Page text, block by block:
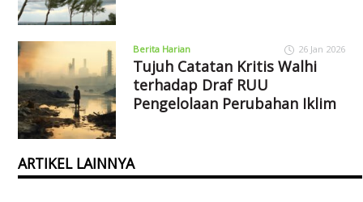
Berita Harian 26 Jan 2026
Tujuh Catatan Kritis Walhi
terhadap Draf RUU
Pengelolaan Perubahan Iklim
ARTIKEL LAINNYA